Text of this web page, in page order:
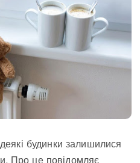
будинки залишилися